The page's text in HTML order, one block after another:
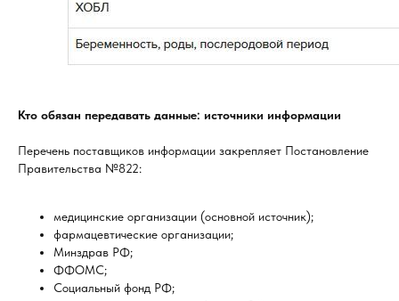
Кто обязан передавать данные: источники информации
Перечень поставщиков информации закрепляет Постановление
Правительства №822:
медицинские организации (основной источник);
фармацевтические организации;
Минздрав РФ;
ФФОМС;
Социальный фонд РФ;